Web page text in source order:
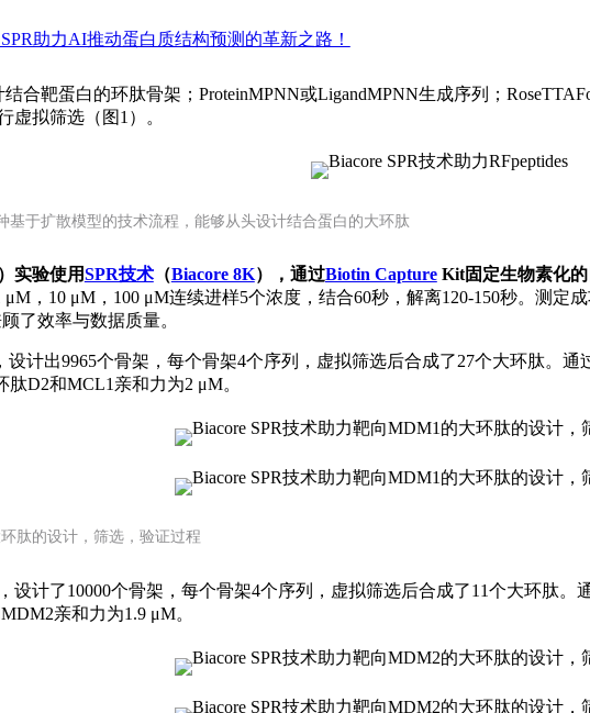
助力AI推动蛋白质结构预测的革新之路！
结合靶蛋白的环肽骨架；ProteinMPNN或LigandMPNN生成序列；
虚拟筛选（图1）。
基于扩散模型的技术流程，能够从头设计结合蛋白的大环肽
实验使用SPR技术（Biacore 8K），通过Biotin CaptureKit固定生物素化的
μM，10 μM，100 μM连续进样5个浓度，结合60秒，解离120-150秒。测
了效率与数据质量。
设计出9965个骨架，每个骨架4个序列，虚拟筛选后合成了27个大环肽。通
肽D2和MCL1亲和力为2 μM。
肽的设计，筛选，验证过程
设计了10000个骨架，每个骨架4个序列，虚拟筛选后合成了11个大环肽
亲和力为1.9 μM。